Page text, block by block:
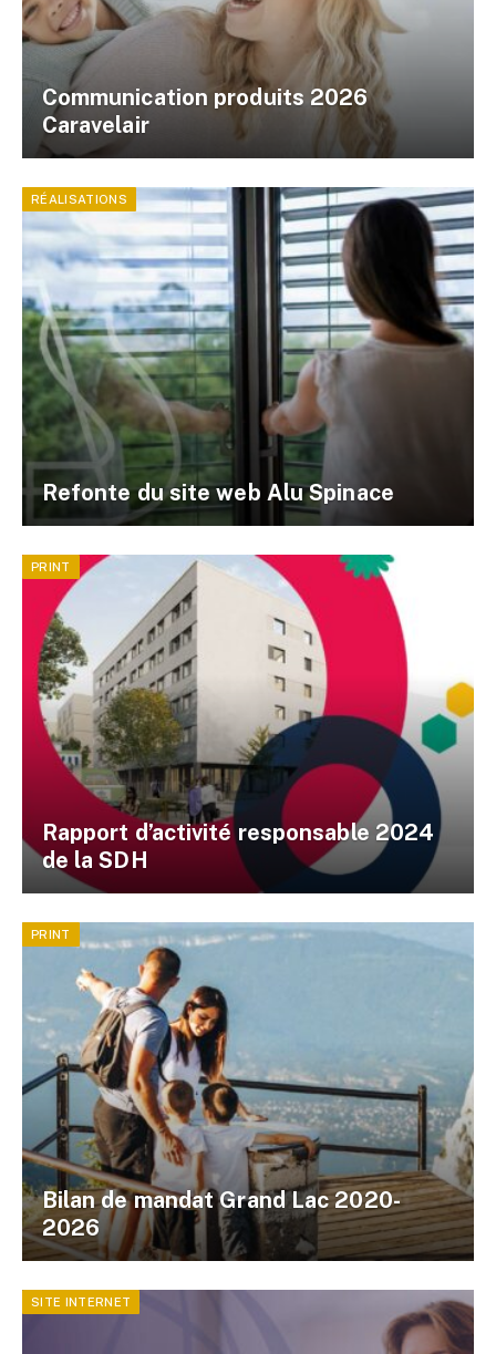
Communication produits 2026
Caravelair
RÉALISATIONS
Refonte du site web Alu Spinace
PRINT
Rapport d’activité responsable 2024
de la SDH
PRINT
Bilan de mandat Grand Lac 2020-
2026
SITE INTERNET